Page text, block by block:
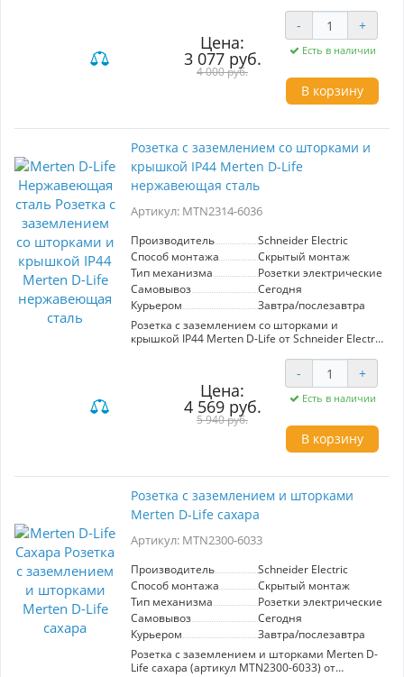
решение для современных интерьеров.
Изготовленная из нержавеющей стали, она не
только обеспечивает долговечность и
стойкость к коррозии, но и придаёт
элегантный вид любому помещению. Шторки
защищают от случайного контакта, что делает
данную модель безопасной для
предотвращает попадание пыли и грязи,
Простота установки и совместимость с
другими элементами серии Merten D-Life
позволяют легко интегрировать её в
существующие системы. Эта розетка – не
просто элемент электрики, а стильный акцент,
который сочетает в себе безопасность,
функциональность и эстетическое
удовольствие.
Цена:
3 077 руб.
4 000 руб.
- +
Есть в наличии
В корзину
Розетка с заземлением со шторками и
крышкой IP44 Merten D-Life
нержавеющая сталь
Артикул: MTN2314-6036
Производитель
Schneider Electric
Способ монтажа
Скрытый монтаж
Тип механизма
Розетки электрические
Самовывоз
Сегодня
Курьером
Завтра/послезавтра
Розетка с заземлением со шторками и
крышкой IP44 Merten D-Life от Schneider Electric
электрооборудования. Изготовленная из
нержавеющей стали, она отличается высокой
устойчивостью к коррозии и механическим
повреждениям, что делает ее подходящей для
использования как в помещениях, так и на
улице. Класс защиты IP44 обеспечивает
особенно важно в условиях повышенной
влажности. Шторки предотвращают
случайный доступ к контактам, увеличивая
безопасность эксплуатации, особенно в домах
дополнительную защиту, сохраняя розетку
время. Эта розетка не только функциональна,
но и прекрасно вписывается в современный
интерьер, подчеркивая стиль и качество.
Выбирая Merten D-Life, вы получаете
надежность, безопасность и элегантный
дизайн в одном решении.
Цена:
4 569 руб.
5 940 руб.
- +
Есть в наличии
В корзину
Розетка с заземлением и шторками
Merten D-Life сахара
Артикул: MTN2300-6033
Производитель
Schneider Electric
Способ монтажа
Скрытый монтаж
Тип механизма
Розетки электрические
Самовывоз
Сегодня
Курьером
Завтра/послезавтра
Розетка с заземлением и шторками Merten D-
Life сахара (артикул MTN2300-6033) от